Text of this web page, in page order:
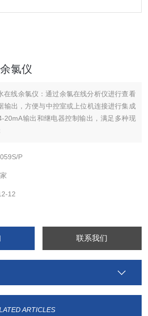
氯仪
在线余氯仪：通过余氯在线分析仪进行查看
输出，方便与中控室或上位机连接进行集成
20mA输出和继电器控制输出，满足多种现
P
12
联系我们
ARTICLES